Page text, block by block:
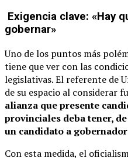
Exigencia clave: «Hay
gobernar»
Uno de los puntos más
tiene que ver con las
legislativas. El referente de
de su espacio al considerar
alianza que presente
provinciales deba tener,
un candidato a gobernador
Con esta medida, el